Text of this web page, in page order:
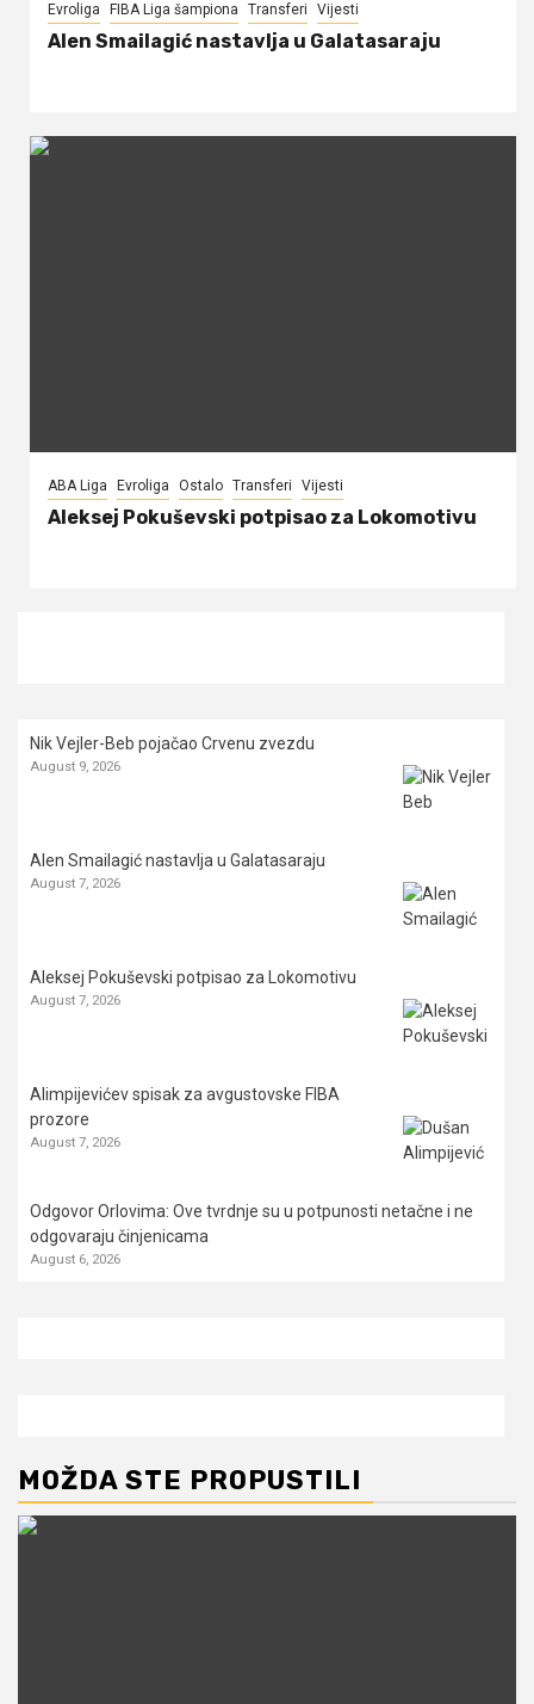
Evroliga FIBA Liga šampiona Transferi Vijesti
Alen Smailagić nastavlja u Galatasaraju
ABA Liga Evroliga Ostalo Transferi Vijesti
Aleksej Pokuševski potpisao za Lokomotivu
Nik Vejler-Beb pojačao Crvenu zvezdu
August 9, 2026
Alen Smailagić nastavlja u Galatasaraju
August 7, 2026
Aleksej Pokuševski potpisao za Lokomotivu
August 7, 2026
Alimpijevićev spisak za avgustovske FIBA
prozore
August 7, 2026
Odgovor Orlovima: ​Ove tvrdnje su u potpunosti netačne i ne
odgovaraju činjenicama
August 6, 2026
MOŽDA STE PROPUSTILI